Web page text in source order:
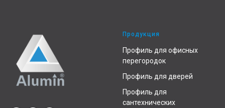
Продукция
Профиль для офисных
перегородок
Профиль для дверей
Профиль для
сантехнических